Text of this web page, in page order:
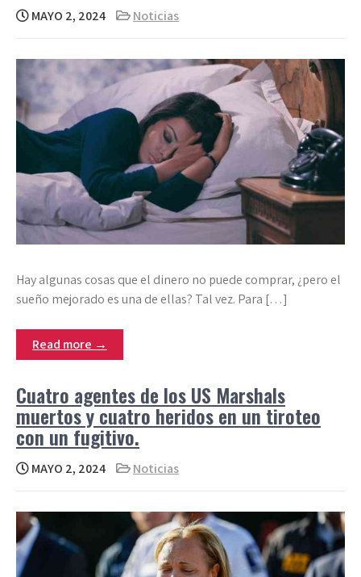
MAYO 2, 2024 Noticias
Hay algunas cosas que el dinero no puede comprar, ¿pero el
sueño mejorado es una de ellas? Tal vez. Para […]
Read more →
Cuatro agentes de los US Marshals
muertos y cuatro heridos en un tiroteo
con un fugitivo.
MAYO 2, 2024 Noticias